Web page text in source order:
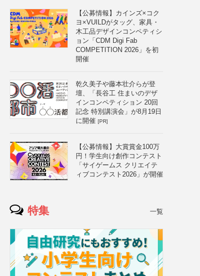
【公募情報】カインズ×コク
ヨ×VUILDがタッグ、家具・
木工品デザインコンペティシ
ョン「CDM Digi Fab
COMPETITION 2026」を初
開催
乾久美子や藤本壮介らが登
壇、「長谷工 住まいのデザ
インコンペティション 20回
記念 特別講演会」が8月19日
に開催 [PR]
【公募情報】大賞賞金100万
円！学生向け創作コンテスト
「サイゲームス クリエイテ
ィブコンテスト2026」が開催
特集 一覧